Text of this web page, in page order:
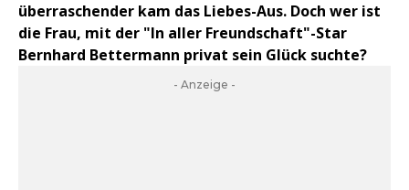
überraschender kam das Liebes-Aus. Doch wer ist
die Frau, mit der "In aller Freundschaft"-Star
Bernhard Bettermann privat sein Glück suchte?
- Anzeige -